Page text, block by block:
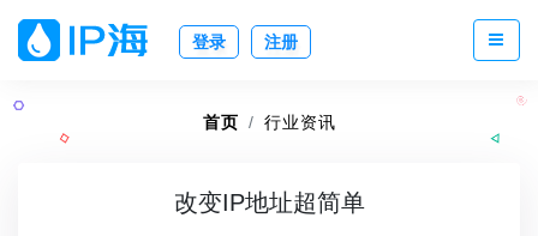
登录 注册
首页 行业资讯
改变IP地址超简单